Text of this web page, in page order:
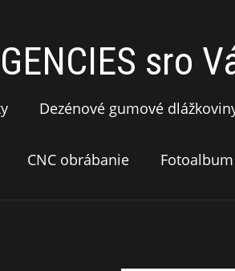
sro
Dezénové gumové
CNC obrábanie Fotoalbum